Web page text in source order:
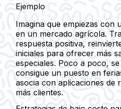
Ejemplo
Imagina que empiezas con
en un mercado agrícola.
respuesta positiva,
iniciales para ofrecer más
especiales. Poco a poco,
consigue un puesto en
asocia con aplicaciones de
más clientes.